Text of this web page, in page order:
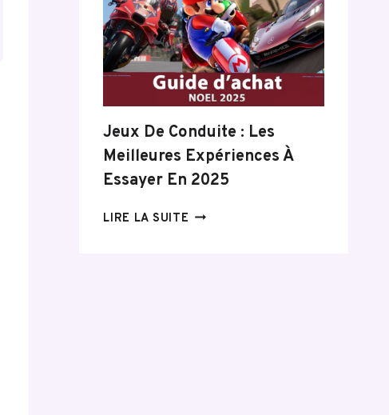
GÉNÉRATION :
5
INNOVATIONS
TECHNOLOGIQUES
À
PRIVILÉGIER
Jeux De Conduite : Les
Meilleures Expériences À
Essayer En 2025
LIRE LA SUITE JEUX